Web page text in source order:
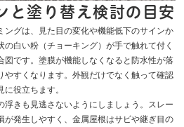
と塗り替え検討の目安
ングは、見た目の変化や機能低下のサインか
の白い粉（チョーキング）が手で触れて付く
図です。塗膜が機能しなくなると防水性が落
やすくなります。外観だけでなく触って確認
役立ちます。
浮きも見逃さないようにしましょう。スレー
が発生しやすく、金属屋根はサビや継ぎ目の